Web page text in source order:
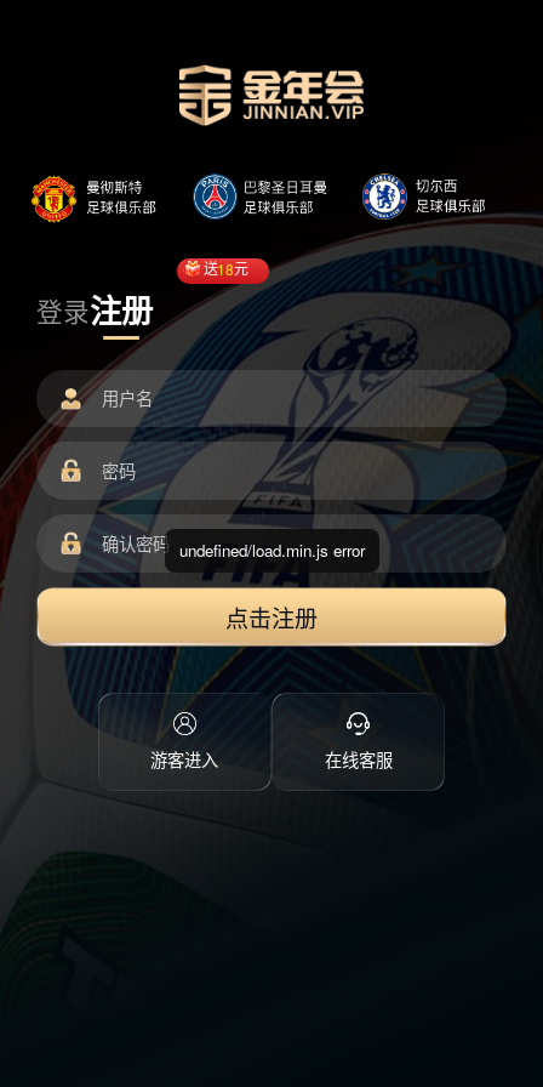
登录注册
送18元
点击注册
游客进入 在线客服
undefined/load.min.js error